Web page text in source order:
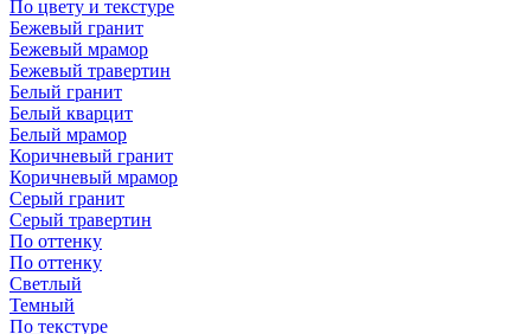
По цвету и текстуре
Бежевый гранит
Бежевый мрамор
Бежевый травертин
Белый гранит
Белый кварцит
Белый мрамор
Коричневый гранит
Коричневый мрамор
Серый гранит
Серый травертин
По оттенку
По оттенку
Светлый
Темный
По текстуре